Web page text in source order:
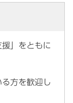
」をともに
る方を歓迎し